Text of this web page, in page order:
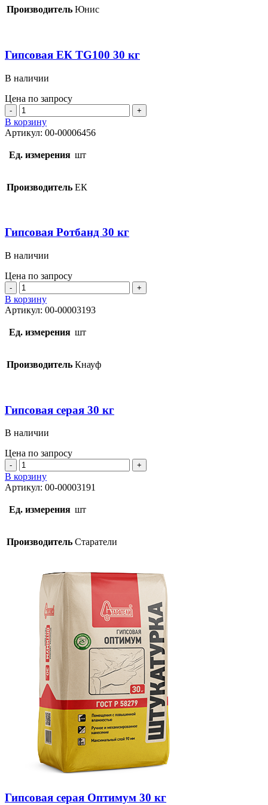
Производитель Юнис
Гипсовая ЕК TG100 30 кг
В наличии
Цена по запросу
Количество
товара
Гипсовая
TG100
30
В корзину
Артикул: 00-00006456
Ед. измерения шт
Производитель ЕК
Гипсовая Ротбанд 30 кг
В наличии
Цена по запросу
Количество
товара
Гипсовая
Ротбанд
30
кг
В корзину
Артикул: 00-00003193
Ед. измерения шт
Производитель Кнауф
Гипсовая серая 30 кг
В наличии
Цена по запросу
Количество
товара
Гипсовая
серая
30
кг
В корзину
Артикул: 00-00003191
Ед. измерения шт
Производитель Старатели
Гипсовая серая Оптимум 30 кг